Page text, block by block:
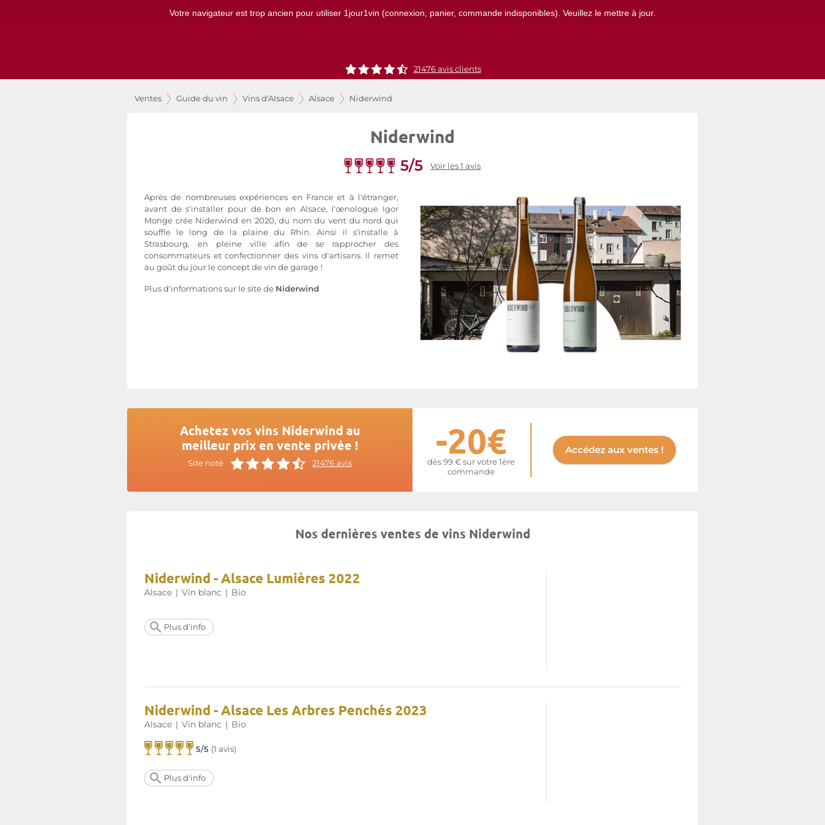
Votre navigateur est trop ancien pour utiliser 1jour1vin (connexion, panier, commande indisponibles). Veuillez le mettre à jour.
21476avis clients
Ventes Guide du vin Vins d'Alsace Alsace Niderwind
Niderwind
5/5 Voir les 1 avis
Après de nombreuses expériences en France et à l'étranger,
avant de s'installer pour de bon en Alsace, l'œnologue Igor
Monge crée Niderwind en 2020, du nom du vent du nord qui
souffle le long de la plaine du Rhin. Ainsi il s'installe à
Strasbourg, en pleine ville afin de se rapprocher des
consommateurs et confectionner des vins d'artisans. Il remet
au goût du jour le concept de vin de garage !
Plus d'informations sur le site de Niderwind
Achetez vos vins Niderwind au
meilleur prix en vente privée !
Site noté 21476 avis
-20€
dès 99 € sur votre 1ère
commande
Accédez aux ventes !
Nos dernières ventes de vins Niderwind
Niderwind - Alsace Lumières 2022
Alsace | Vin blanc | Bio
Plus d'info
Niderwind - Alsace Les Arbres Penchés 2023
Alsace | Vin blanc | Bio
5/5 (1 avis)
Plus d'info